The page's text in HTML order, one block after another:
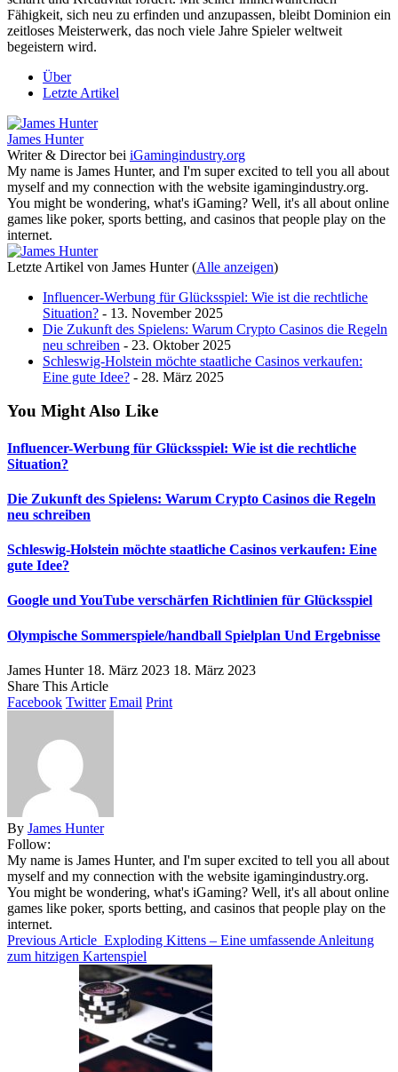
Fähigkeit, sich neu zu erfinden und anzupassen, bleibt Dominion ein
zeitloses Meisterwerk, das noch viele Jahre Spieler weltweit
begeistern wird.
Über
Letzte Artikel
James Hunter
Writer & Directorbei iGamingindustry.org
My name is James Hunter, and I'm super excited to tell you all about
myself and my connection with the website igamingindustry.org.
You might be wondering, what's iGaming? Well, it's all about online
games like poker, sports betting, and casinos that people play on the
internet.
Letzte Artikel von James Hunter(Alle anzeigen)
Influencer-Werbung für Glücksspiel: Wie ist die rechtliche
Situation? - 13. November 2025
Die Zukunft des Spielens: Warum Crypto Casinos die Regeln
neu schreiben - 23. Oktober 2025
Schleswig-Holstein möchte staatliche Casinos verkaufen:
Eine gute Idee? - 28. März 2025
You Might Also Like
Influencer-Werbung für Glücksspiel: Wie ist die rechtliche
Situation?
Die Zukunft des Spielens: Warum Crypto Casinos die Regeln
neu schreiben
Schleswig-Holstein möchte staatliche Casinos verkaufen: Eine
gute Idee?
Google und YouTube verschärfen Richtlinien für Glücksspiel
Olympische Sommerspiele/handball Spielplan Und Ergebnisse
James Hunter 18. März 2023 18. März 2023
Share This Article
Facebook Twitter Email Print
By James Hunter
Follow:
My name is James Hunter, and I'm super excited to tell you all about
myself and my connection with the website igamingindustry.org.
You might be wondering, what's iGaming? Well, it's all about online
games like poker, sports betting, and casinos that people play on the
internet.
Previous Article Exploding Kittens – Eine umfassende Anleitung
zum hitzigen Kartenspiel